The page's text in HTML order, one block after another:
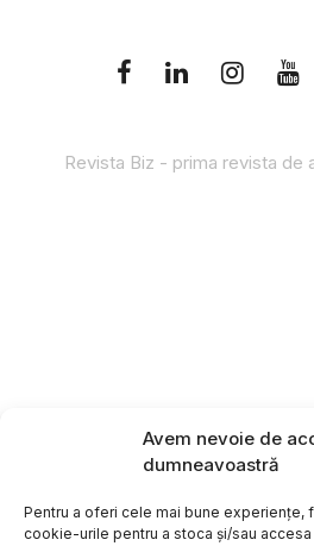
Avem nevoie de
dumneavoastră
Pentru a oferi cele mai bune experiențe,
cookie-urile pentru a stoca și/sau
Revista Biz - prima revista de